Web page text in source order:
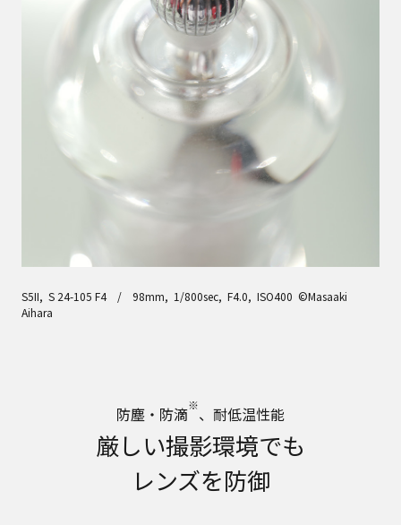
S5II, S 24-105 F4 / 98mm, 1/800sec, F4.0, ISO400 ©Masaaki
Aihara
防塵・防滴※、耐低温性能
厳しい撮影環境でも
レンズを防御